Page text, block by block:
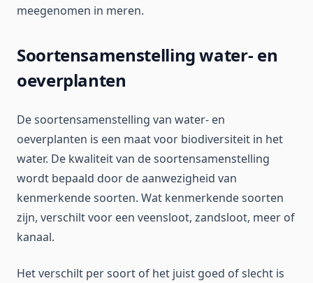
meegenomen in meren.
Soortensamenstelling water- en
oeverplanten
De soortensamenstelling van water- en
oeverplanten is een maat voor biodiversiteit in het
water. De kwaliteit van de soortensamenstelling
wordt bepaald door de aanwezigheid van
kenmerkende soorten. Wat kenmerkende soorten
zijn, verschilt voor een veensloot, zandsloot, meer of
kanaal.
Het verschilt per soort of het juist goed of slecht is